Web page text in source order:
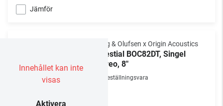
Jämför
Innehållet kan inte
visas
Aktivera
Bang & Olufsen x Origin Acoustics
Celestial BOC82DT, Singel
Stereo, 8"
Beställningsvara